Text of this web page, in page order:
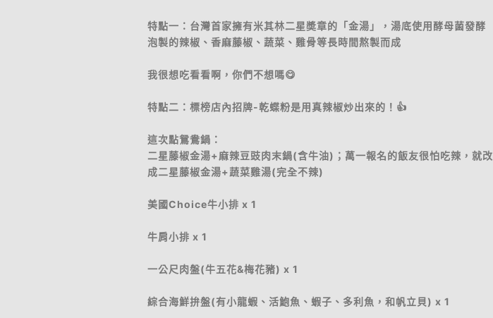
特點一：台灣首家擁有米其林二星奬章的「金湯」，湯底使用酵母菌發酵
泡製的辣椒、香麻藤椒、蔬菜、雞骨等長時間熬製而成
我很想吃看看啊，你們不想嗎😋
特點二：標榜店內招牌-乾蝶粉是用真辣椒炒出來的！👍
這次點鴛鴦鍋：
二星藤椒金湯+麻辣豆豉肉末鍋(含牛油)；萬一報名的飯友很怕吃辣，就改
成二星藤椒金湯+蔬菜雞湯(完全不辣)
美國Choice牛小排 x 1
牛肩小排 x 1
一公尺肉盤(牛五花&梅花豬) x 1
綜合海鮮拚盤(有小龍蝦、活鮑魚、蝦子、多利魚，和帆立貝) x 1